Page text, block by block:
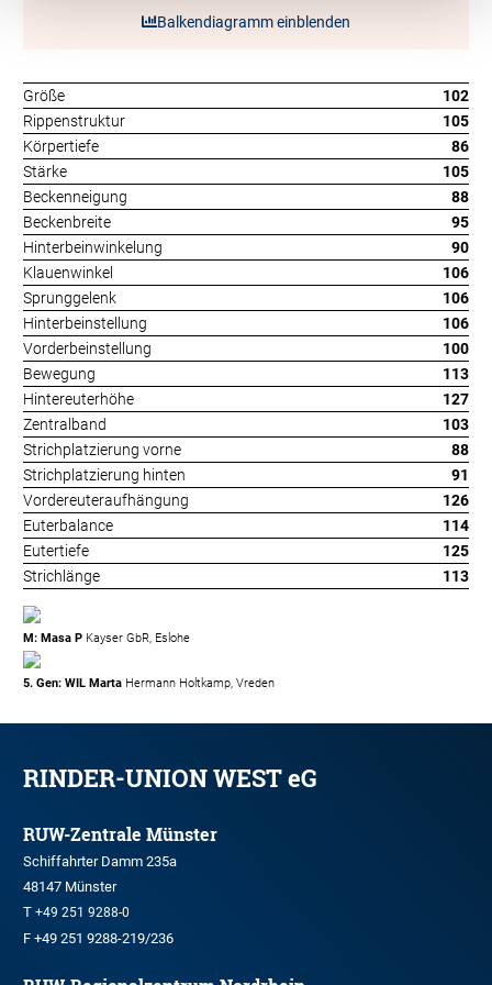
Balkendiagramm einblenden
Größe
102
Rippenstruktur
105
Körpertiefe
86
Stärke
105
Beckenneigung
88
Beckenbreite
95
Hinterbeinwinkelung
90
Klauenwinkel
106
Sprunggelenk
106
Hinterbeinstellung
106
Vorderbeinstellung
100
Bewegung
113
Hintereuterhöhe
127
Zentralband
103
Strichplatzierung vorne
88
Strichplatzierung hinten
91
Vordereuteraufhängung
126
Euterbalance
114
Eutertiefe
125
Strichlänge
113
M: Masa P Kayser GbR, Eslohe
5. Gen: WIL Marta Hermann Holtkamp, Vreden
RINDER-UNION WEST eG
RUW-Zentrale Münster
Schiffahrter Damm 235a
48147 Münster
T +49 251 9288-0
F +49 251 9288-219/236